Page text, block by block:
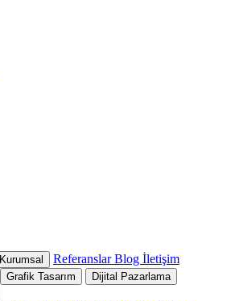
Kurumsal ReferanslarBlog İletişim
Grafik Tasarım
Dijital Pazarlama